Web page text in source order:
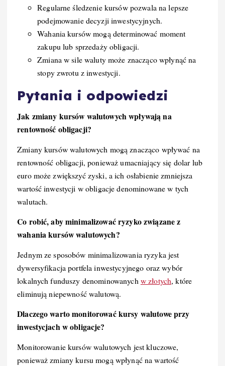
Regularne śledzenie kursów pozwala na lepsze
podejmowanie decyzji inwestycyjnych.
Wahania kursów mogą determinować moment
zakupu lub sprzedaży obligacji.
Zmiana w sile waluty może znacząco wpłynąć na
stopy zwrotu z inwestycji.
Pytania i odpowiedzi
Jak zmiany kursów walutowych wpływają na
rentowność obligacji?
Zmiany kursów walutowych mogą znacząco wpływać na
rentowność obligacji, ponieważ umacniający się dolar lub
euro może zwiększyć zyski, a ich osłabienie zmniejsza
wartość inwestycji w obligacje denominowane w tych
walutach.
Co robić, aby minimalizować ryzyko związane z
wahania kursów walutowych?
Jednym ze sposobów minimalizowania ryzyka jest
dywersyfikacja portfela inwestycyjnego oraz wybór
lokalnych funduszy denominowanychw złotych, które
eliminują niepewność walutową.
Dlaczego warto monitorować kursy walutowe przy
inwestycjach w obligacje?
Monitorowanie kursów walutowych jest kluczowe,
ponieważ zmiany kursu mogą wpłynąć na wartość